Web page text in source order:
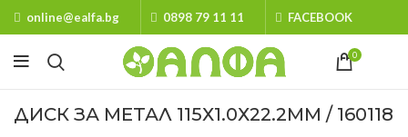
online@ealfa.bg 0898 79 11 11 FACEBOOK
0
ДИСК ЗА МЕТАЛ 115Х1.0Х22.2MM / 160118